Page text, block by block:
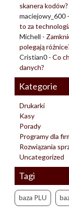
skanera kodów?
maciejowy_600 -
to za
Michell -
polegają
Cristian0 - Co
danych?
Kategorie
Drukarki
Kasy
Porady
Programy dla
Rozwiązania
Uncategorized
Tagi
baza PLU